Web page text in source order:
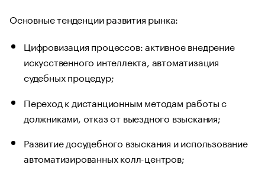
Основные тенденции развития рынка:
Цифровизация процессов: активное внедрение
искусственного интеллекта, автоматизация
судебных процедур;
Переход к дистанционным методам работы с
должниками, отказ от выездного взыскания;
Развитие досудебного взыскания и использование
автоматизированных колл-центров;